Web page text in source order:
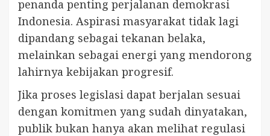
penanda penting perjalanan demokrasi
Indonesia. Aspirasi masyarakat tidak lagi
dipandang sebagai tekanan belaka,
melainkan sebagai energi yang mendorong
lahirnya kebijakan progresif.
Jika proses legislasi dapat berjalan sesuai
dengan komitmen yang sudah dinyatakan,
publik bukan hanya akan melihat regulasi